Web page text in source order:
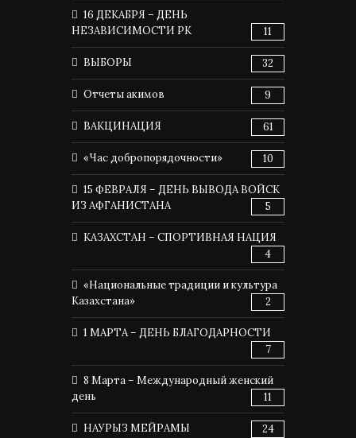
16 ДЕКАБРЯ – ДЕНЬ
НЕЗАВИСИМОСТИ РК
11
ВЫБОРЫ 32
Отчеты акимов 9
ВАКЦИНАЦИЯ 61
«Час добропорядочности» 10
15 ФЕВРАЛЯ – ДЕНЬ ВЫВОДА ВОЙСК
ИЗ АФГАНИСТАНА
5
КАЗАХСТАН – СПОРТИВНАЯ НАЦИЯ
4
«Национальные традиции и культура
Казахстана»
2
1 МАРТА – ДЕНЬ БЛАГОДАРНОСТИ
7
8 Марта – Международный женский
день
11
НАУРЫЗ МЕЙРАМЫ 24